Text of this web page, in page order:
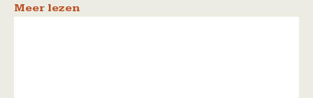
Meer lezen